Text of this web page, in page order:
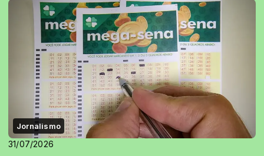
Jornalismo
31/07/2026